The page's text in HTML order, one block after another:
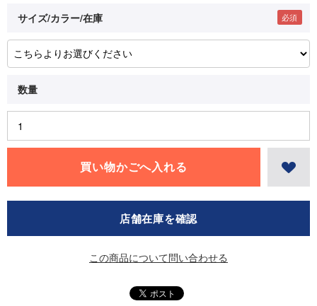
サイズ/カラー/在庫
店舗在庫を確認
この商品について問い合わせる